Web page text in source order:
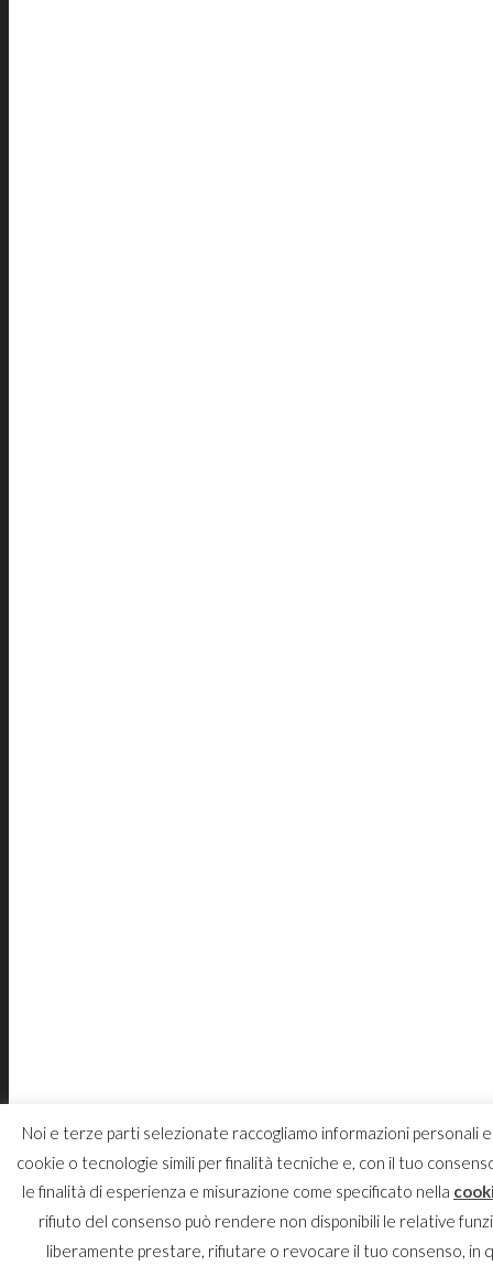
Noi e terze parti selezionate raccogliamo informazioni personali
cookie o tecnologie simili per finalità tecniche e, con il tuo
le finalità di esperienza e misurazione come specificato nella
rifiuto del consenso può rendere non disponibili le relative
liberamente prestare, rifiutare o revocare il tuo consenso, in